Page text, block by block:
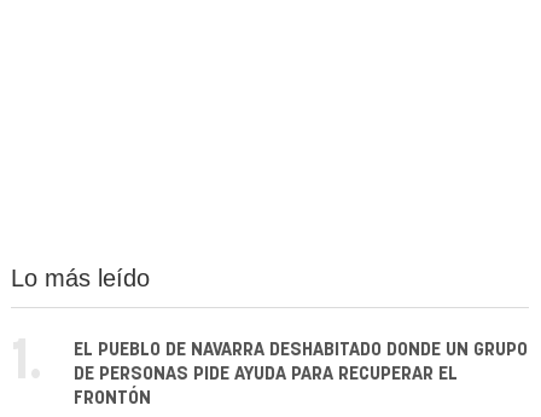
Lo más leído
1.
EL PUEBLO DE NAVARRA DESHABITADO DONDE UN GRUPO
DE PERSONAS PIDE AYUDA PARA RECUPERAR EL
FRONTÓN